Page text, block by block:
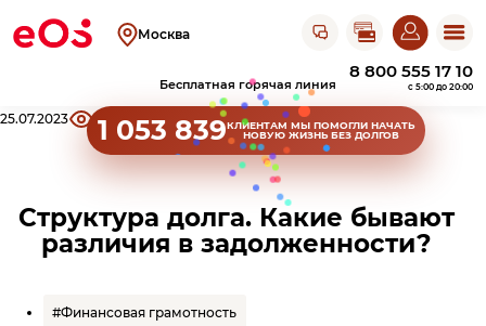
Клиентам
Узнать задолженность
Пришел исполнительный лист
Получить справку
Оплатить
задолженность
Оплатить вЛК
Бесплатная горячая линия
8 800 555 17 10
c 5:00 до 20:00
Открыть чат с ЭОС
Москва
1 053 839КЛИЕНТАМ МЫ ПОМОГЛИ НАЧАТЬ
НОВУЮ ЖИЗНЬ БЕЗ ДОЛГОВ
Хлебные крошки сайта
25.07.2023 7390 Поделиться
Структура долга. Какие бывают
различия в задолженности?
#Финансовая грамотность